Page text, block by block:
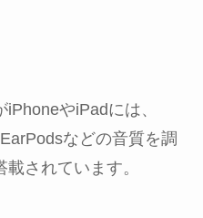
やiPadには、
などの音質を調
されています。